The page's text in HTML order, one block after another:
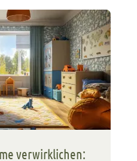
verwirklichen: